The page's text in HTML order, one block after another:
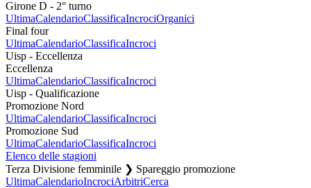
Girone D - 2° turno
UltimaCalendarioClassificaIncrociOrganici
Final four
UltimaCalendarioClassificaIncroci
Uisp - Eccellenza
Eccellenza
UltimaCalendarioClassificaIncroci
Uisp - Qualificazione
Promozione Nord
UltimaCalendarioClassificaIncroci
Promozione Sud
UltimaCalendarioClassificaIncroci
Elenco delle stagioni
Terza Divisione femminile ❯ Spareggio promozione
UltimaCalendarioIncrociArbitriCerca